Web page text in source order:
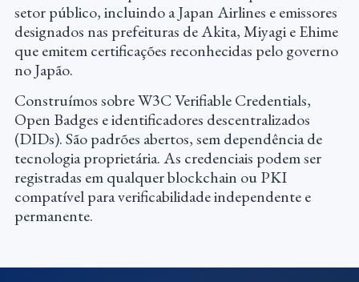
setor público, incluindo a Japan Airlines e emissores
designados nas prefeituras de Akita, Miyagi e Ehime
que emitem certificações reconhecidas pelo governo
no Japão.
Construímos sobre W3C Verifiable Credentials,
Open Badges e identificadores descentralizados
(DIDs). São padrões abertos, sem dependência de
tecnologia proprietária. As credenciais podem ser
registradas em qualquer blockchain ou PKI
compatível para verificabilidade independente e
permanente.